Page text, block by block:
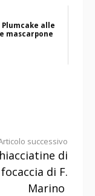
Plumcake alle
mascarpone
successivo
di
focaccia di F.
Marino